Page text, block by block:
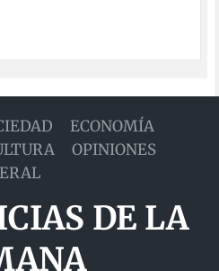
ECONOMÍA
OPINIONES
DE LA